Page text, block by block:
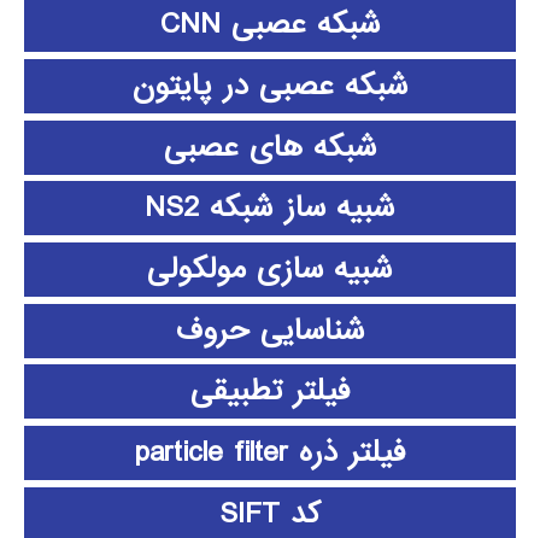
شبکه عصبی CNN
شبکه عصبی در پایتون
شبکه های عصبی
شبیه ساز شبکه NS2
شبیه سازی مولکولی
شناسایی حروف
فیلتر تطبیقی
فیلتر ذره particle filter
کد SIFT